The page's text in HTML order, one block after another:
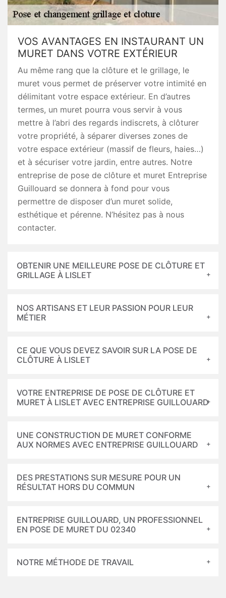
VOS AVANTAGES EN INSTAURANT UN
MURET DANS VOTRE EXTÉRIEUR
Au même rang que la clôture et le grillage, le
muret vous permet de préserver votre intimité en
délimitant votre espace extérieur. En d’autres
termes, un muret pourra vous servir à vous
mettre à l’abri des regards indiscrets, à clôturer
votre propriété, à séparer diverses zones de
votre espace extérieur (massif de fleurs, haies…)
et à sécuriser votre jardin, entre autres. Notre
entreprise de pose de clôture et muret Entreprise
Guillouard se donnera à fond pour vous
permettre de disposer d’un muret solide,
esthétique et pérenne. N’hésitez pas à nous
contacter.
OBTENIR UNE MEILLEURE POSE DE CLÔTURE ET
GRILLAGE À LISLET
NOS ARTISANS ET LEUR PASSION POUR LEUR
MÉTIER
CE QUE VOUS DEVEZ SAVOIR SUR LA POSE DE
CLÔTURE À LISLET
VOTRE ENTREPRISE DE POSE DE CLÔTURE ET
MURET À LISLET AVEC ENTREPRISE GUILLOUARD
UNE CONSTRUCTION DE MURET CONFORME
AUX NORMES AVEC ENTREPRISE GUILLOUARD
DES PRESTATIONS SUR MESURE POUR UN
RÉSULTAT HORS DU COMMUN
ENTREPRISE GUILLOUARD, UN PROFESSIONNEL
EN POSE DE MURET DU 02340
NOTRE MÉTHODE DE TRAVAIL